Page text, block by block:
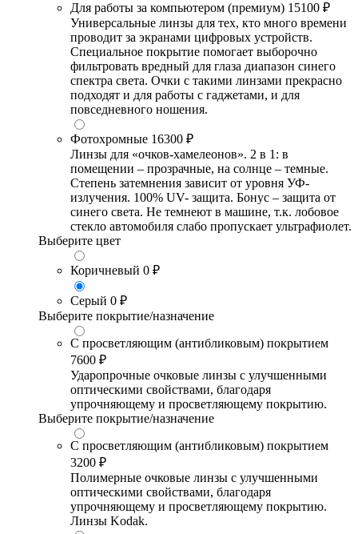
Для работы за компьютером (премиум) 15100 ₽
Универсальные линзы для тех, кто много времени
проводит за экранами цифровых устройств.
Специальное покрытие помогает выборочно
фильтровать вредный для глаза диапазон синего
спектра света. Очки с такими линзами прекрасно
подходят и для работы с гаджетами, и для
повседневного ношения.
Фотохромные 16300 ₽
Линзы для «очков-хамелеонов». 2 в 1: в
помещении – прозрачные, на солнце – темные.
Степень затемнения зависит от уровня УФ-
излучения. 100% UV- защита. Бонус – защита от
синего света. Не темнеют в машине, т.к. лобовое
стекло автомобиля слабо пропускает ультрафиолет.
Выберите цвет
Коричневый 0 ₽
Серый 0 ₽
Выберите покрытие/назначение
С просветляющим (антибликовым) покрытием
7600 ₽
Ударопрочные очковые линзы с улучшенными
оптическими свойствами, благодаря
упрочняющему и просветляющему покрытию.
Выберите покрытие/назначение
С просветляющим (антибликовым) покрытием
3200 ₽
Полимерные очковые линзы с улучшенными
оптическими свойствами, благодаря
упрочняющему и просветляющему покрытию.
Линзы Kodak.